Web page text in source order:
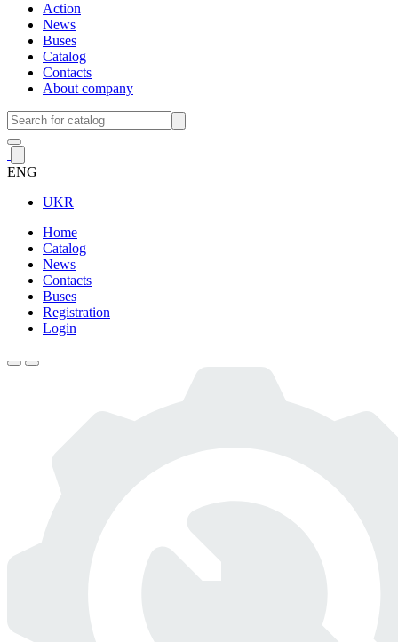
Action
News
Buses
Catalog
Contacts
About company
ENG
UKR
Home
Catalog
News
Contacts
Buses
Registration
Login